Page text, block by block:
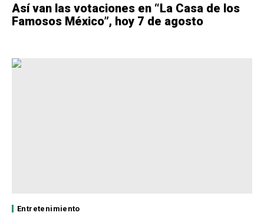
Así van las votaciones en “La Casa de los
Famosos México”, hoy 7 de agosto
Entretenimiento